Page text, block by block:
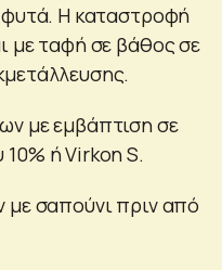
φυτά. Η καταστροφή
με ταφή σε βάθος σε
με εμβάπτιση σε
ή Virkon S.
με σαπούνι πριν από